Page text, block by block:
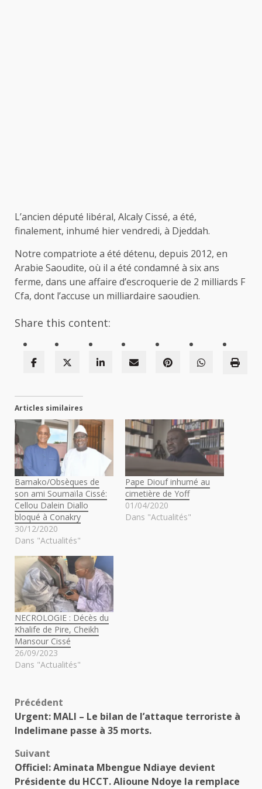
L’ancien député libéral, Alcaly Cissé, a été,
finalement, inhumé hier vendredi, à Djeddah.
Notre compatriote a été détenu, depuis 2012, en
Arabie Saoudite, où il a été condamné à six ans
ferme, dans une affaire d’escroquerie de 2 milliards F
Cfa, dont l’accuse un milliardaire saoudien.
Share this content:
Articles similaires
Bamako/Obsèques de
son ami Soumaïla Cissé:
Cellou Dalein Diallo
bloqué à Conakry
30/12/2020
Dans "Actualités"
Pape Diouf inhumé au
cimetière de Yoff
01/04/2020
Dans "Actualités"
NECROLOGIE : Décès du
Khalife de Pire, Cheikh
Mansour Cissé
26/09/2023
Dans "Actualités"
Navigation
d’article
Précédent
Urgent: MALI – Le bilan de l’attaque terroriste à
Indelimane passe à 35 morts.
Suivant
Officiel: Aminata Mbengue Ndiaye devient
Présidente du HCCT. Alioune Ndoye la remplace